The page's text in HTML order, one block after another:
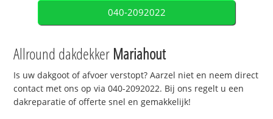
040-2092022
Allround dakdekker Mariahout
Is uw dakgoot of afvoer verstopt? Aarzel niet en neem direct
contact met ons op via 040-2092022. Bij ons regelt u een
dakreparatie of offerte snel en gemakkelijk!